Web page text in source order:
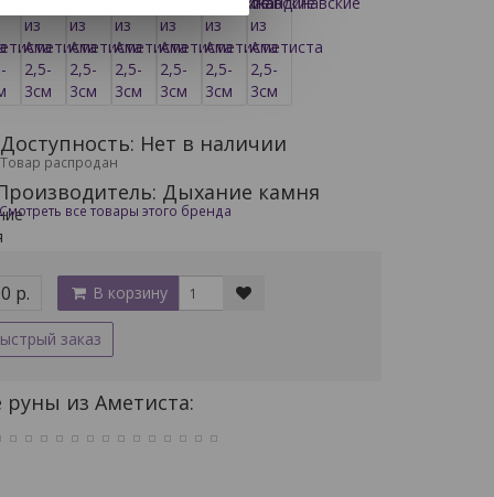
Доступность: Нет в наличии
Товар распродан
Дыхание камня
Смотреть все товары этого бренда
р. В корзину
заказ
руны из Аметиста: